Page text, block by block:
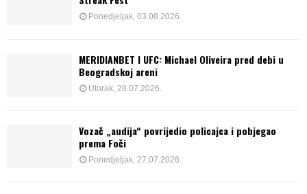
Ponedjeljak, 03.08.2026.
MERIDIANBET I UFC: Michael Oliveira pred debi u
Beogradskoj areni
Utorak, 28.07.2026.
Vozač „audija“ povrijedio policajca i pobjegao
prema Foči
Ponedjeljak, 27.07.2026.